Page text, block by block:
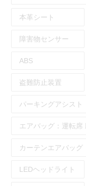
本革シート
障害物センサー
ABS
盗難防止装置
パーキングアシスト
エアバッグ： 運転席
カーテンエアバッグ
LEDヘッドライト